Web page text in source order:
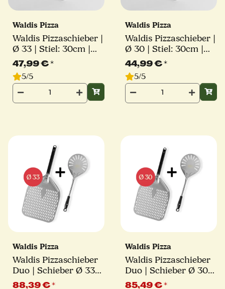
Waldis Pizza
Waldis Pizzaschieber |
Ø 33 | Stiel: 30cm |
Linie Classico
47,99 €*
5/5
Waldis Pizza
Waldis Pizzaschieber |
Ø 30 | Stiel: 30cm |
Linie Classico
44,99 €*
5/5
Waldis Pizza
Waldis Pizzaschieber
Duo | Schieber Ø 33
cm + Turning Peel Ø
88,39 €*
Waldis Pizza
Waldis Pizzaschieber
Duo | Schieber Ø 30
cm + Turning Peel Ø
85,49 €*